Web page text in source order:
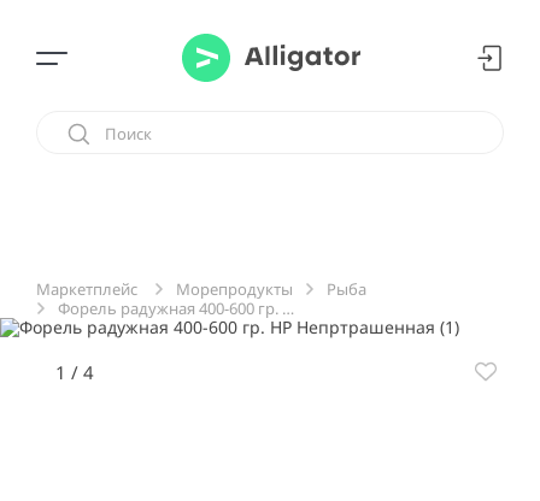
Маркетплейс Морепродукты
Рыба
Форель радужная 400-600 гр. НР Непртрашенная
1 / 4